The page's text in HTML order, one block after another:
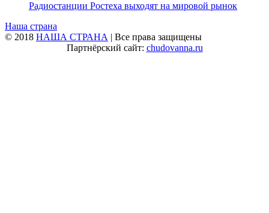
Радиостанции Ростеха выходят на мировой рынок
Наша страна
© 2018 НАША СТРАНА | Все права защищены
Партнёрский сайт: chudovanna.ru